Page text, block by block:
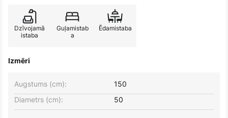
Dzīvojamā
istaba
Guļamistab
a
Ēdamistaba
Izmēri
Augstums (cm):
150
Diametrs (cm):
50